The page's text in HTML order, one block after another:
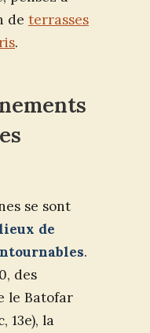
de terrasses
.
se sont
de
.
des
le Batofar
13e), la